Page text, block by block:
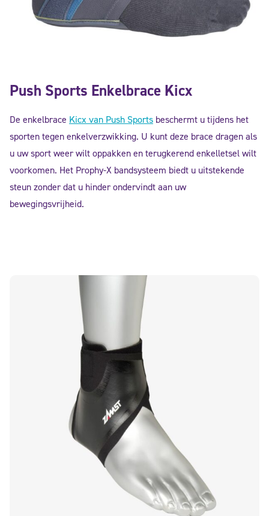
Push Sports Enkelbrace Kicx
De enkelbrace Kicx van Push Sports beschermt u tijdens het
sporten tegen enkelverzwikking. U kunt deze brace dragen als
u uw sport weer wilt oppakken en terugkerend enkelletsel wilt
voorkomen. Het Prophy-X bandsysteem biedt u uitstekende
steun zonder dat u hinder ondervindt aan uw
bewegingsvrijheid.